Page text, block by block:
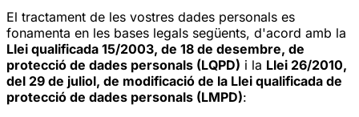
El tractament de les vostres dades personals es
fonamenta en les bases legals següents, d'acord amb la
Llei qualificada 15/2003, de 18 de desembre, de
protecció de dades personals (LQPD) i la Llei 26/2010,
del 29 de juliol, de modificació de la Llei qualificada de
protecció de dades personals (LMPD):